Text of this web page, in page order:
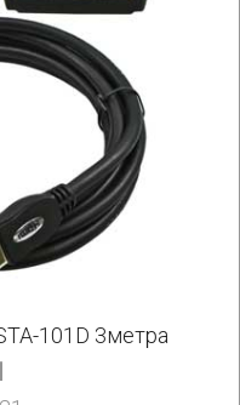
101D 3метра